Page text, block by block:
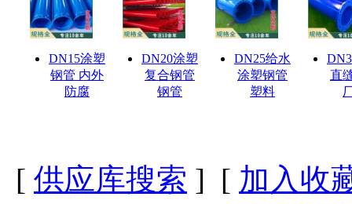
DN15涂塑
钢管 内外
防腐
DN20涂塑
复合钢管
钢管
DN25给水
涂塑钢管
塑料
直
[ 供应库搜索 ] [ 加入收